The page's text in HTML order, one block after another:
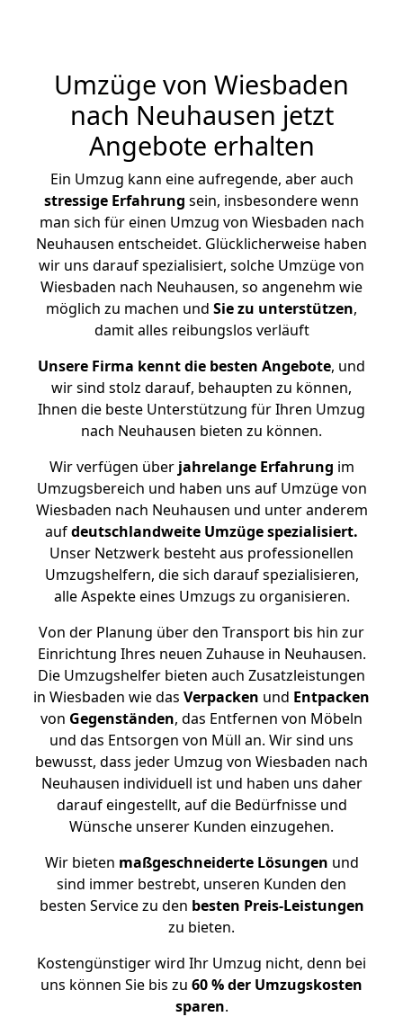
Umzüge von Wiesbaden
nach Neuhausen jetzt
Angebote erhalten
Ein Umzug kann eine aufregende, aber auch
stressige Erfahrung sein, insbesondere wenn
man sich für einen Umzug von Wiesbaden nach
Neuhausen entscheidet. Glücklicherweise haben
wir uns darauf spezialisiert, solche Umzüge von
Wiesbaden nach Neuhausen, so angenehm wie
möglich zu machen und Sie zu unterstützen,
damit alles reibungslos verläuft
Unsere Firma kennt die besten Angebote, und
wir sind stolz darauf, behaupten zu können,
Ihnen die beste Unterstützung für Ihren Umzug
nach Neuhausen bieten zu können.
Wir verfügen überjahrelange Erfahrung im
Umzugsbereich und haben uns auf Umzüge von
Wiesbaden nach Neuhausen und unter anderem
aufdeutschlandweite Umzüge spezialisiert.
Unser Netzwerk besteht aus professionellen
Umzugshelfern, die sich darauf spezialisieren,
alle Aspekte eines Umzugs zu organisieren.
Von der Planung über den Transport bis hin zur
Einrichtung Ihres neuen Zuhause in Neuhausen.
Die Umzugshelfer bieten auch Zusatzleistungen
in Wiesbaden wie das Verpacken und Entpacken
von Gegenständen, das Entfernen von Möbeln
und das Entsorgen von Müll an. Wir sind uns
bewusst, dass jeder Umzug von Wiesbaden nach
Neuhausen individuell ist und haben uns daher
darauf eingestellt, auf die Bedürfnisse und
Wünsche unserer Kunden einzugehen.
Wir bieten maßgeschneiderte Lösungen und
sind immer bestrebt, unseren Kunden den
besten Service zu den besten Preis-Leistungen
zu bieten.
Kostengünstiger wird Ihr Umzug nicht, denn bei
uns können Sie bis zu 60 % der Umzugskosten
sparen.